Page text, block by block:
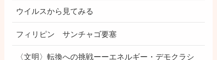
ウイルスから見てみる
フィリピン サンチャゴ要塞
〈文明〉転換への挑戦ーーエネルギー・デモクラシ